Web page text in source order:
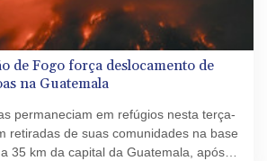
de Fogo força deslocamento de
na Guatemala
permaneciam em refúgios nesta terça-
retiradas de suas comunidades na base
35 km da capital da Guatemala, após